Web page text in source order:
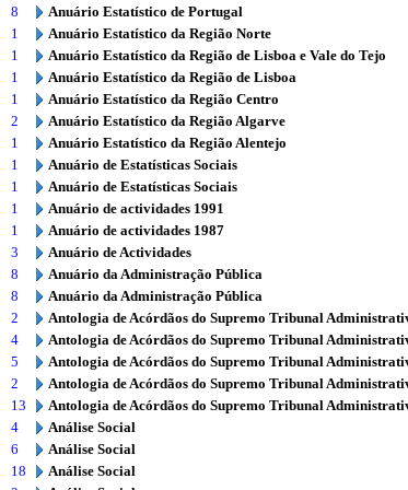
8
Anuário Estatístico de Portugal
1
Anuário Estatístico da Região Norte
1
Anuário Estatístico da Região de Lisboa e Vale do Tejo
1
Anuário Estatístico da Região de Lisboa
1
Anuário Estatístico da Região Centro
2
Anuário Estatístico da Região Algarve
1
Anuário Estatístico da Região Alentejo
1
Anuário de Estatísticas Sociais
1
Anuário de Estatísticas Sociais
1
Anuário de actividades 1991
1
Anuário de actividades 1987
3
Anuário de Actividades
8
Anuário da Administração Pública
8
Anuário da Administração Pública
2
Antologia de Acórdãos do Supremo Tribunal
4
Antologia de Acórdãos do Supremo Tribunal
5
Antologia de Acórdãos do Supremo Tribunal
2
Antologia de Acórdãos do Supremo Tribunal
13
Antologia de Acórdãos do Supremo Tribunal
4
Análise Social
6
Análise Social
18
Análise Social